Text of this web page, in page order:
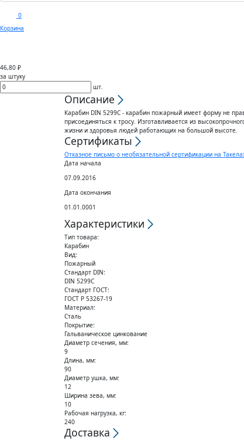
0
Корзина
46,80 ₽
за штуку
шт.
Описание
Карабин DIN 5299C - карабин пожарный имеет форму не
присоединяться к тросу. Изготавливается из
жизни и здоровья людей работающих на большой высоте.
Сертификаты
Отказное письмо о необязательной сертификации на
Дата начала
07.09.2016
Дата окончания
01.01.0001
Характеристики
Тип товара:
Карабин
Вид:
Пожарный
Стандарт DIN:
DIN 5299C
Стандарт ГОСТ:
ГОСТ Р 53267-19
Материал:
Сталь
Покрытие:
Гальваническое цинкование
Диаметр сечения, мм:
9
Длина, мм:
90
Диаметр ушка, мм:
12
Ширина зева, мм:
10
Рабочая нагрузка, кг:
240
Доставка